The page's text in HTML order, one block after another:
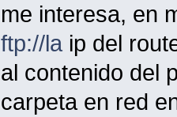
me interesa, en
ftp://laip del
al contenido del
carpeta en red